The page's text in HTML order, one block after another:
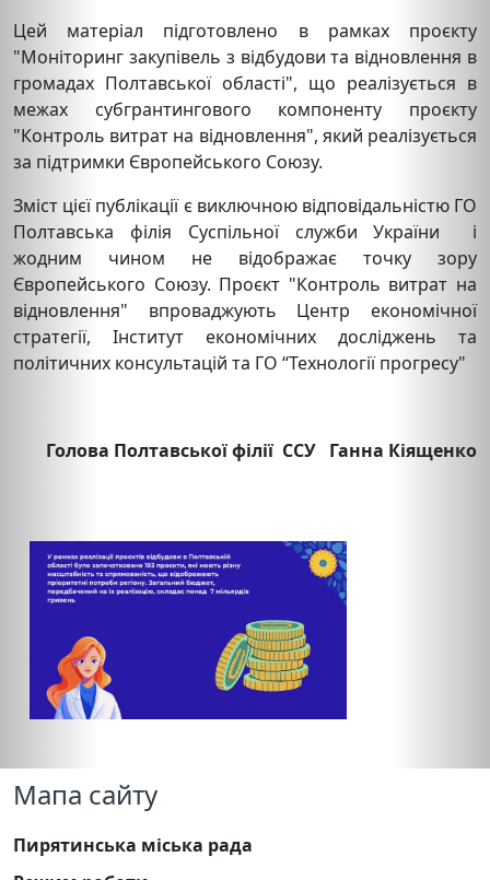
Цей матеріал підготовлено в рамках проєкту
"Моніторинг закупівель з відбудови та відновлення в
громадах Полтавської області", що реалізується в
межах субгрантингового компоненту проєкту
"Контроль витрат на відновлення", який реалізується
за підтримки Європейського Союзу.
Зміст цієї публікації є виключною відповідальністю ГО
Полтавська філія Суспільної служби України і
жодним чином не відображає точку зору
Європейського Союзу. Проєкт "Контроль витрат на
відновлення" впроваджують Центр економічної
стратегії, Інститут економічних досліджень та
політичних консультацій та ГО “Технології прогресу"
Голова Полтавської філії ССУ Ганна Кіященко
Мапа сайту
Пирятинська міська рада